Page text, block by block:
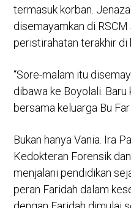
termasuk korban.
disemayamkan di
peristirahatan terakhir di
“Sore-malam itu
dibawa ke Boyolali.
bersama keluarga Bu
Bukan hanya Vania. Ira
Kedokteran Forensik
menjalani pendidikan
peran Faridah dalam